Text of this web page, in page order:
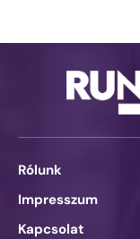
Rólunk
Impresszum
Kapcsolat